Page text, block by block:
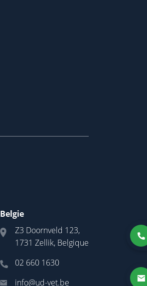
Belgie
Z3 Doornveld 123,
1731 Zellik, Belgique
02 660 1630
info@ud-vet.be